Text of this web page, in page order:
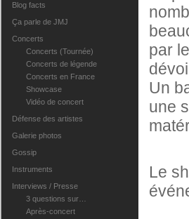
Blog facts
Ça parle de JMJ
Concerts
Concerts (Tournée)
Concerts de légende
Concerts en France
Showcase
Vidéo de concert
Défense des artistes
Galerie photos
Gossip
Instruments
Interviews / Presse
3 questions sur…
Après-concert
par
Un
une
Le